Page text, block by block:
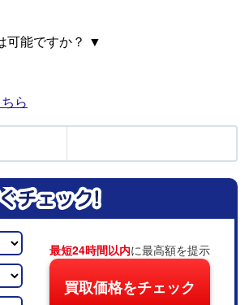
可能ですか？ ▼
ら
最短24時間以内に最高額を提示
買取価格をチェック